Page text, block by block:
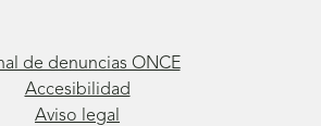
de denuncias ONCE
Accesibilidad
Aviso legal